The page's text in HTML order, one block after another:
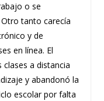
o se
tanto carecía
y de
en línea. El
a distancia
y abandonó la
escolar por falta